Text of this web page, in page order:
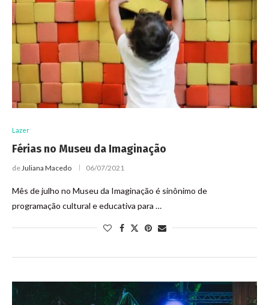
Lazer
Férias no Museu da Imaginação
deJuliana Macedo 06/07/2021
Mês de julho no Museu da Imaginação é sinônimo de
programação cultural e educativa para …